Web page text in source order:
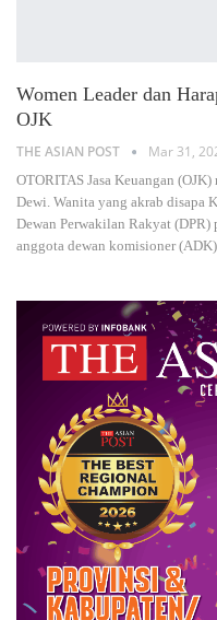
Women Leader dan
OJK
THE ASIAN POST Mar 31,
OTORITAS Jasa Keuangan
Dewi. Wanita yang akrab disapa
Dewan Perwakilan Rakyat (DPR)
anggota dewan komisioner